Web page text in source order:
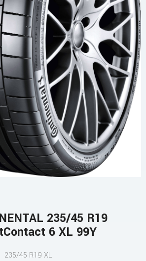
235/45 R19
6 XL 99Y
235/45 R19 XL